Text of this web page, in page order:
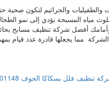
والجراثيم لتكون صحية
مياه المسبحة يؤدي إلى نمو
وأمامك أفضل شركة تنظيف مسابح
مما يجعلها قادرة عدد قيام
تنظيف فلل بسكاكا الجوف 0556301148